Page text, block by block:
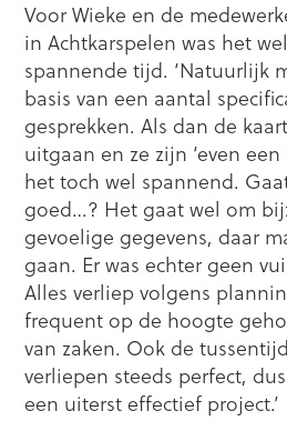
Voor Wieke en de
in Achtkarspelen was het
spannende tijd. ‘Natuurlijk
basis van een aantal
gesprekken. Als dan de
uitgaan en ze zijn ‘even een
het toch wel spannend.
goed…? Het gaat wel om
gevoelige gegevens, daar
gaan. Er was echter geen
Alles verliep volgens
frequent op de hoogte
van zaken. Ook de
verliepen steeds perfect,
een uiterst effectief project.’